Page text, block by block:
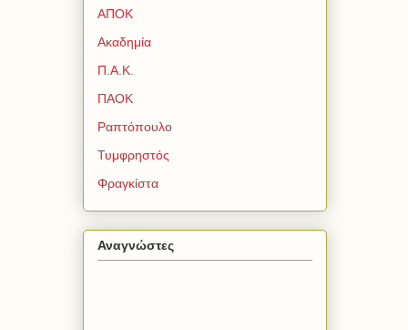
ΑΠΟΚ
Ακαδημία
Π.Α.Κ.
ΠΑΟΚ
Ραπτόπουλο
Τυμφρηστός
Φραγκίστα
Αναγνώστες